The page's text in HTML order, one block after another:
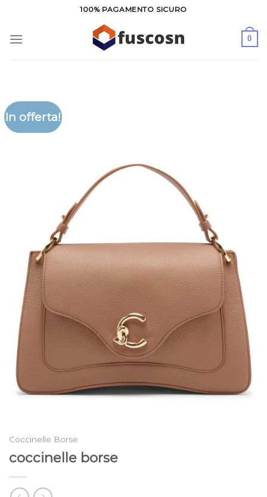
contenuti
100% PAGAMENTO SICURO
0
In offerta!
Coccinelle Borse
coccinelle borse